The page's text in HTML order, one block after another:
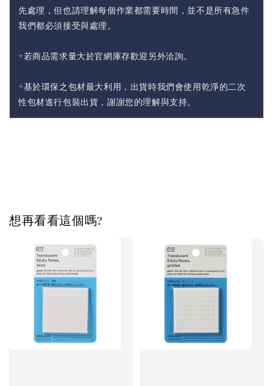
先處理，但也請理解每個作業都需要時間，並不是所有急件
我們都必須接受與處理。
+若商品需求量大於官網庫存歡迎另外洽詢。
+基於環保之包材最大利用，出貨時我們會使用乾淨的二次
性包材進行包裝出貨，謝謝您的理解與支持。
想再看看這個嗎?